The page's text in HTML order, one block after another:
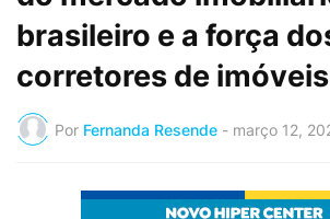
brasileiro e a força
corretores de imóveis
Por Fernanda Resende - março 12,